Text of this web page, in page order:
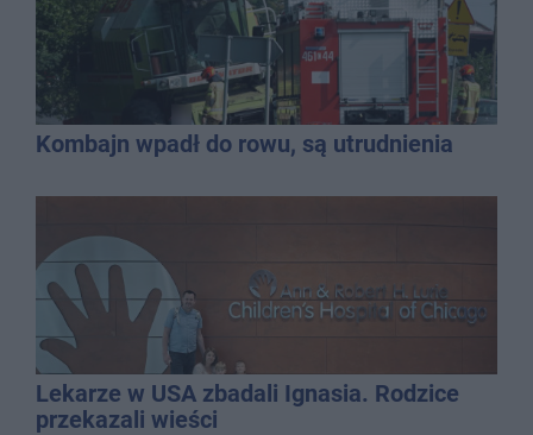
Kombajn wpadł do rowu, są utrudnienia
Lekarze w USA zbadali Ignasia. Rodzice
przekazali wieści